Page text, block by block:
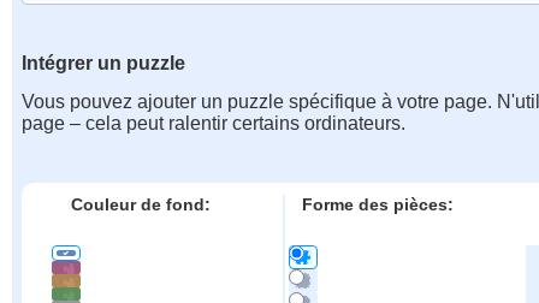
Intégrer un puzzle
Vous pouvez ajouter un puzzle spécifique à votre page.
page – cela peut ralentir certains ordinateurs.
Couleur de fond: Forme des pièces: